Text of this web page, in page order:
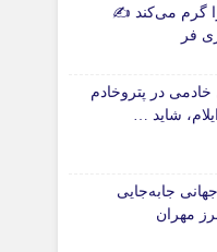
نام تو دلم را گرم می‌کند ✍️
فر
در پتروخادم
شاید …
جابه‌جایی
مهران